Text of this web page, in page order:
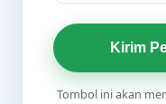
Kirim
Tombol ini akan